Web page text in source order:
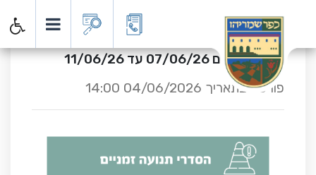
הסדרי תנועה זמניים
בין התאריכים 07/06/26 עד 11/06/26
פורסם בתאריך 04/06/2026 14:00